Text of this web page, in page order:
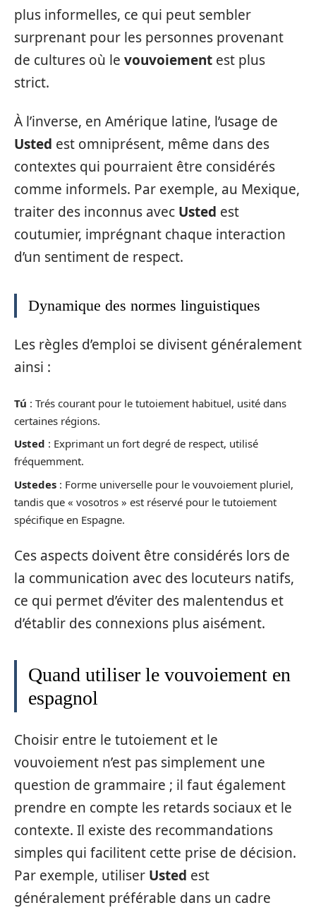
plus informelles, ce qui peut sembler
surprenant pour les personnes provenant
de cultures où le vouvoiement est plus
strict.
À l’inverse, en Amérique latine, l’usage de
Usted est omniprésent, même dans des
contextes qui pourraient être considérés
comme informels. Par exemple, au Mexique,
traiter des inconnus avec Usted est
coutumier, imprégnant chaque interaction
d’un sentiment de respect.
Dynamique des normes linguistiques
Les règles d’emploi se divisent généralement
ainsi :
Tú : Trés courant pour le tutoiement habituel, usité dans
certaines régions.
Usted : Exprimant un fort degré de respect, utilisé
fréquemment.
Ustedes : Forme universelle pour le vouvoiement pluriel,
tandis que « vosotros » est réservé pour le tutoiement
spécifique en Espagne.
Ces aspects doivent être considérés lors de
la communication avec des locuteurs natifs,
ce qui permet d’éviter des malentendus et
d’établir des connexions plus aisément.
Quand utiliser le vouvoiement en
espagnol
Choisir entre le tutoiement et le
vouvoiement n’est pas simplement une
question de grammaire ; il faut également
prendre en compte les retards sociaux et le
contexte. Il existe des recommandations
simples qui facilitent cette prise de décision.
Par exemple, utiliser Usted est
généralement préférable dans un cadre